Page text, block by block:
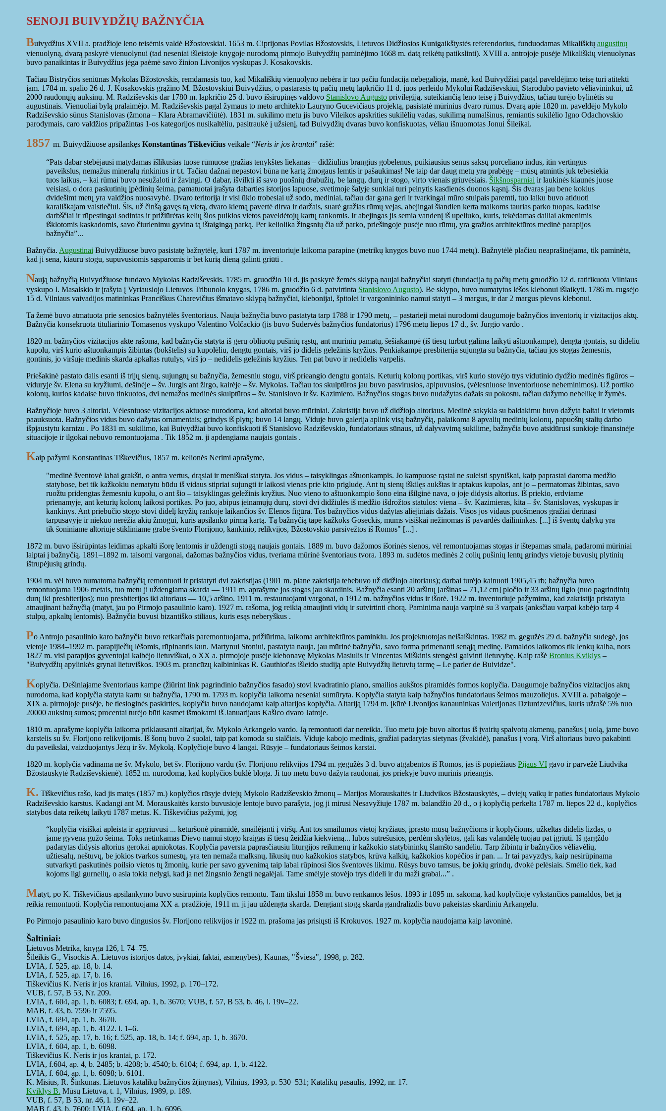
SENOJI BUIVYDŽIŲ BAŽNYČIA
Buivydžius XVII a. pradžioje leno teisėmis valdė Bžostovskiai. 1653 m. Ciprijonas Povilas Bžostovskis, Lietuvos Didžiosios Kunigaikštystės referendorius, funduodamas Mikališkių augustinų
vienuolyną, dvarą paskyrė vienuolynui (tad neseniai išleistoje knygoje nurodomą pirmojo Buivydžių paminėjimo 1668 m. datą reikėtų patikslinti). XVIII a. antrojoje pusėje Mikališkių vienuolynas
buvo panaikintas ir Buivydžius jėga paėmė savo žinion Livonijos vyskupas J. Kosakovskis.
Tačiau Bistryčios seniūnas Mykolas Bžostovskis, remdamasis tuo, kad Mikališkių vienuolyno nebėra ir tuo pačiu fundacija nebegalioja, manė, kad Buivydžiai pagal paveldėjimo teisę turi atitekti
jam. 1784 m. spalio 26 d. J. Kosakovskis grąžino M. Bžostovskiui Buivydžius, o pastarasis tų pačių metų lapkričio 11 d. juos perleido Mykolui Radziševskiui, Starodubo pavieto vėliavininkui, už
2000 raudonųjų auksinų. M. Radziševskis dar 1780 m. lapkričio 25 d. buvo išsirūpinęs valdovo Stanislovo Augusto privilegiją, suteikiančią leno teisę į Buivydžius, tačiau turėjo bylinėtis su
augustinais. Vienuoliai bylą pralaimėjo. M. Radziševskis pagal žymaus to meto architekto Lauryno Gucevičiaus projektą, pasistatė mūrinius dvaro rūmus. Dvarą apie 1820 m. paveldėjo Mykolo
Radziševskio sūnus Stanislovas (žmona – Klara Abramavičiūtė). 1831 m. sukilimo metu jis buvo Vileikos apskrities sukilėlių vadas, sukilimą numalšinus, remiantis sukilėlio Igno Odachovskio
parodymais, caro valdžios pripažintas 1-os kategorijos nusikaltėliu, pasitraukė į užsienį, tad Buivydžių dvaras buvo konfiskuotas, vėliau išnuomotas Jonui Šileikai.
1857 m. Buivydžiuose apsilankęs Konstantinas Tiškevičius veikale “Neris ir jos krantai” rašė:
“Pats dabar stebėjausi matydamas išlikusias tuose rūmuose gražias tenykštes liekanas – didžiulius brangius gobelenus, puikiausius senus saksų porceliano indus, itin vertingus
paveikslus, nemažus mineralų rinkinius ir t.t. Tačiau dažnai nepastovi būna ne kartą žmogaus lemtis ir pašaukimas! Ne taip dar daug metų yra prabėgę – mūsų atmintis juk tebesiekia
tuos laikus, – kai rūmai buvo nesužaloti ir žavingi. O dabar, išvilkti iš savo puošnių drabužių, be langų, durų ir stogo, virto vienais griuvėsiais. Šikšnosparniai ir laukinės kiaunės juose
veisiasi, o dora paskutinių įpėdinių šeima, pamatuotai įrašyta dabarties istorijos lapuose, svetimoje šalyje sunkiai turi pelnytis kasdienės duonos kąsnį. Šis dvaras jau bene kokius
dvidešimt metų yra valdžios nuosavybė. Dvaro teritorija ir visi ūkio trobesiai už sodo, mediniai, tačiau dar gana geri ir tvarkingai mūro stulpais paremti, tuo laiku buvo atiduoti
karališkajam valstiečiui. Šis, už činšą gavęs tą vietą, dvaro kiemą pavertė dirva ir daržais, suarė gražias rūmų vejas, abejingai šiandien kerta malkoms taurias parko tuopas, kadaise
darbščiai ir rūpestingai sodintas ir prižiūrėtas kelių šios puikios vietos paveldėtojų kartų rankomis. Ir abejingas jis semia vandenį iš upeliuko, kuris, tekėdamas dailiai akmenimis
išklotomis kaskadomis, savo čiurlenimu gyvina tą ištaigingą parką. Per keliolika žingsnių čia už parko, priešingoje pusėje nuo rūmų, yra gražios architektūros medinė parapijos
bažnyčia”...
Bažnyčia. Augustinai Buivydžiuose buvo pasistatę bažnytėlę, kuri 1787 m. inventoriuje laikoma parapine (metrikų knygos buvo nuo 1744 metų). Bažnytėlė plačiau neaprašinėjama, tik paminėta,
kad ji sena, kiauru stogu, supuvusiomis sąsparomis ir bet kurią dieną galinti griūti .
Naują bažnyčią Buivydžiuose fundavo Mykolas Radziševskis. 1785 m. gruodžio 10 d. jis paskyrė žemės sklypą naujai bažnyčiai statyti (fundacija tų pačių metų gruodžio 12 d. ratifikuota Vilniaus
vyskupo I. Masalskio ir įrašyta į Vyriausiojo Lietuvos Tribunolo knygas, 1786 m. gruodžio 6 d. patvirtinta Stanislovo Augusto). Be sklypo, buvo numatytos lėšos klebonui išlaikyti. 1786 m. rugsėjo
15 d. Vilniaus vaivadijos matininkas Pranciškus Charevičius išmatavo sklypą bažnyčiai, klebonijai, špitolei ir vargonininko namui statyti – 3 margus, ir dar 2 margus pievos klebonui.
Ta žemė buvo atmatuota prie senosios bažnytėlės šventoriaus. Nauja bažnyčia buvo pastatyta tarp 1788 ir 1790 metų, – pastarieji metai nurodomi daugumoje bažnyčios inventorių ir vizitacijos aktų.
Bažnyčia konsekruota tituliarinio Tomasenos vyskupo Valentino Volčackio (jis buvo Sudervės bažnyčios fundatorius) 1796 metų liepos 17 d., šv. Jurgio vardo .
1820 m. bažnyčios vizitacijos akte rašoma, kad bažnyčia statyta iš gerų obliuotų pušinių rąstų, ant mūrinių pamatų, šešiakampė (iš tiesų turbūt galima laikyti aštuonkampe), dengta gontais, su dideliu
kupolu, virš kurio aštuonkampis žibintas (bokštelis) su kupolėliu, dengtu gontais, virš jo didelis geležinis kryžius. Penkiakampė presbiterija sujungta su bažnyčia, tačiau jos stogas žemesnis,
gontinis, jo viršuje medinis skarda apkaltas rutulys, virš jo – nedidelis geležinis kryžius. Ten pat buvo ir nedidelis varpelis.
Priešakinė pastato dalis esanti iš trijų sienų, sujungtų su bažnyčia, žemesniu stogu, virš prieangio dengtu gontais. Keturių kolonų portikas, virš kurio stovėjo trys vidutinio dydžio medinės figūros –
viduryje šv. Elena su kryžiumi, dešinėje – šv. Jurgis ant žirgo, kairėje – šv. Mykolas. Tačiau tos skulptūros jau buvo pasvirusios, apipuvusios, (vėlesniuose inventoriuose nebeminimos). Už portiko
kolonų, kurios kadaise buvo tinkuotos, dvi nemažos medinės skulptūros – šv. Stanislovo ir šv. Kazimiero. Bažnyčios stogas buvo nudažytas dažais su pokostu, tačiau dažymo nebelikę ir žymės.
Bažnyčioje buvo 3 altoriai. Vėlesniuose vizitacijos aktuose nurodoma, kad altoriai buvo mūriniai. Zakristija buvo už didžiojo altoriaus. Medinė sakykla su baldakimu buvo dažyta baltai ir vietomis
paauksuota. Bažnyčios vidus buvo dažytas ornamentais; grindys iš plytų; buvo 14 langų. Viduje buvo galerija aplink visą bažnyčią, palaikoma 8 apvalių medinių kolonų, papuoštų stalių darbo
išpjaustytu karnizu . Po 1831 m. sukilimo, kai Buivydžiai buvo konfiskuoti iš Stanislovo Radziševskio, fundatoriaus sūnaus, už dalyvavimą sukilime, bažnyčia buvo atsidūrusi sunkioje finansinėje
situacijoje ir ilgokai nebuvo remontuojama . Tik 1852 m. ji apdengiama naujais gontais .
Kaip pažymi Konstantinas Tiškevičius, 1857 m. kelionės Nerimi aprašyme,
"medinė šventovė labai grakšti, o antra vertus, drąsiai ir meniškai statyta. Jos vidus – taisyklingas aštuonkampis. Jo kampuose rąstai ne suleisti spyniškai, kaip paprastai daroma medžio
statybose, bet tik kažkokiu nematytu būdu iš vidaus stipriai sujungti ir laikosi vienas prie kito prigludę. Ant tų sienų iškilęs aukštas ir aptakus kupolas, ant jo – permatomas žibintas, savo
ruožtu pridengtas žemesniu kupolu, o ant šio – taisyklingas geležinis kryžius. Nuo vieno to aštuonkampio šono eina išilginė nava, o joje didysis altorius. Iš priekio, erdviame
prienamyje, ant keturių kolonų laikosi portikas. Po juo, abipus įeinamųjų durų, stovi dvi didžiulės iš medžio išdrožtos statulos: viena – šv. Kazimieras, kita – šv. Stanislovas, vyskupas ir
kankinys. Ant priebučio stogo stovi didelį kryžių rankoje laikančios šv. Elenos figūra. Tos bažnyčios vidus dažytas aliejiniais dažais. Visos jos vidaus puošmenos gražiai derinasi
tarpusavyje ir niekuo nerėžia akių žmogui, kuris apsilanko pirmą kartą. Tą bažnyčią tapė kažkoks Goseckis, mums visiškai nežinomas iš pavardės dailininkas. [...] iš šventų dalykų yra
tik šoniniame altoriuje stikliniame grabe švento Florijono, kankinio, relikvijos, Bžostovskio parsivežtos iš Romos" [...] .
1872 m. buvo išsirūpintas leidimas apkalti išorę lentomis ir uždengti stogą naujais gontais. 1889 m. buvo dažomos išorinės sienos, vėl remontuojamas stogas ir ištepamas smala, padaromi mūriniai
laiptai į bažnyčią. 1891–1892 m. taisomi vargonai, dažomas bažnyčios vidus, tveriama mūrinė šventoriaus tvora. 1893 m. sudėtos medinės 2 colių pušinių lentų grindys vietoje buvusių plytinių
ištrupėjusių grindų.
1904 m. vėl buvo numatoma bažnyčią remontuoti ir pristatyti dvi zakristijas (1901 m. plane zakristija tebebuvo už didžiojo altoriaus); darbai turėjo kainuoti 1905,45 rb; bažnyčia buvo
remontuojama 1906 metais, tuo metu ji uždengiama skarda — 1911 m. aprašyme jos stogas jau skardinis. Bažnyčia esanti 20 aršinų [aršinas – 71,12 cm] pločio ir 33 aršinų ilgio (nuo pagrindinių
durų iki presbiterijos); nuo presbiterijos iki altoriaus — 10,5 aršino. 1911 m. restauruojami vargonai, o 1912 m. bažnyčios vidus ir išorė. 1922 m. inventoriuje pažymima, kad zakristija pristatyta
atnaujinant bažnyčią (matyt, jau po Pirmojo pasaulinio karo). 1927 m. rašoma, jog reikią atnaujinti vidų ir sutvirtinti chorą. Paminima nauja varpinė su 3 varpais (anksčiau varpai kabėjo tarp 4
stulpų, apkaltų lentomis). Bažnyčia buvusi bizantiško stiliaus, kuris esąs neberyškus .
Po Antrojo pasaulinio karo bažnyčia buvo retkarčiais paremontuojama, prižiūrima, laikoma architektūros paminklu. Jos projektuotojas neišaiškintas. 1982 m. gegužės 29 d. bažnyčia sudegė, jos
vietoje 1984–1992 m. parapijiečių lėšomis, rūpinantis kun. Martynui Stoniui, pastatyta nauja, jau mūrinė bažnyčia, savo forma primenanti senąją medinę. Pamaldos laikomos tik lenkų kalba, nors
1827 m. visi parapijos gyventojai kalbėjo lietuviškai, o XX a. pirmojoje pusėje klebonavę Mykolas Masiulis ir Vincentas Miškinis stengėsi gaivinti lietuvybę. Kaip rašė Bronius Kviklys –
"Buivydžių apylinkės grynai lietuviškos. 1903 m. prancūzų kalbininkas R. Gauthiot'as išleido studiją apie Buivydžių lietuvių tarmę – Le parler de Buividze".
Koplyčia. Dešiniajame šventoriaus kampe (žiūrint link pagrindinio bažnyčios fasado) stovi kvadratinio plano, smailios aukštos piramidės formos koplyčia. Daugumoje bažnyčios vizitacijos aktų
nurodoma, kad koplyčia statyta kartu su bažnyčia, 1790 m. 1793 m. koplyčia laikoma neseniai sumūryta. Koplyčia statyta kaip bažnyčios fundatoriaus šeimos mauzoliejus. XVIII a. pabaigoje –
XIX a. pirmojoje pusėje, be tiesioginės paskirties, koplyčia buvo naudojama kaip altarijos koplyčia. Altariją 1794 m. įkūrė Livonijos kanauninkas Valerijonas Dziurdzevičius, kuris užrašė 5% nuo
20000 auksinų sumos; procentai turėjo būti kasmet išmokami iš Januarijaus Kašico dvaro Jatroje.
1810 m. aprašyme koplyčia laikoma priklausanti altarijai, šv. Mykolo Arkangelo vardo. Ją remontuoti dar nereikia. Tuo metu joje buvo altorius iš įvairių spalvotų akmenų, panašus į uolą, jame buvo
karstelis su šv. Florijono relikvijomis. Iš šonų buvo 2 suolai, taip pat komoda su stalčiais. Viduje kabojo medinis, gražiai padarytas sietynas (žvakidė), panašus į vorą. Virš altoriaus buvo pakabinti
du paveikslai, vaizduojantys Jėzų ir šv. Mykolą. Koplyčioje buvo 4 langai. Rūsyje – fundatoriaus šeimos karstai.
1820 m. koplyčia vadinama ne šv. Mykolo, bet šv. Florijono vardu (šv. Florijono relikvijos 1794 m. gegužės 3 d. buvo atgabentos iš Romos, jas iš popiežiaus Pijaus VI gavo ir parvežė Liudvika
Bžostauskytė Radziševskienė). 1852 m. nurodoma, kad koplyčios būklė bloga. Ji tuo metu buvo dažyta raudonai, jos priekyje buvo mūrinis prieangis.
K. Tiškevičius rašo, kad jis matęs (1857 m.) koplyčios rūsyje dviejų Mykolo Radziševskio žmonų – Marijos Morauskaitės ir Liudvikos Bžostauskytės, – dviejų vaikų ir paties fundatoriaus Mykolo
Radziševskio karstus. Kadangi ant M. Morauskaitės karsto buvusioje lentoje buvo parašyta, jog ji mirusi Nesavyžiuje 1787 m. balandžio 20 d., o į koplyčią perkelta 1787 m. liepos 22 d., koplyčios
statybos data reikėtų laikyti 1787 metus. K. Tiškevičius pažymi, jog
“koplyčia visiškai apleista ir apgriuvusi ... keturšonė piramidė, smailėjanti į viršų. Ant tos smailumos vietoj kryžiaus, įprasto mūsų bažnyčioms ir koplyčioms, užkeltas didelis lizdas, o
jame gyvena gužo šeima. Toks netinkamas Dievo namui stogo kraigas iš tiesų žeidžia kiekvieną... lubos sutrešusios, perdėm skylėtos, gali kas valandėlę tuojau pat įgriūti. Iš gargždo
padarytas didysis altorius gerokai apniokotas. Koplyčia paversta paprasčiausiu liturgijos reikmenų ir kažkokio statybininkų šlamšto sandėliu. Tarp žibintų ir bažnyčios vėliavėlių,
užtiesalų, neštuvų, be jokios tvarkos sumestų, yra ten nemaža malksnų, likusių nuo kažkokios statybos, krūva kalkių, kažkokios kopėčios ir pan. ... Ir tai pavyzdys, kaip nesirūpinama
sutvarkyti paskutinės poilsio vietos tų žmonių, kurie per savo gyvenimą taip labai rūpinosi šios šventovės likimu. Rūsys buvo tamsus, be jokių grindų, dvokė pelėsiais. Smėlio tiek, kad
kojoms ligi gurnelių, o asla tokia nelygi, kad ja net žingsnio žengti negalėjai. Tame smėlyje stovėjo trys dideli ir du maži grabai...” .
Matyt, po K. Tiškevičiaus apsilankymo buvo susirūpinta koplyčios remontu. Tam tikslui 1858 m. buvo renkamos lėšos. 1893 ir 1895 m. sakoma, kad koplyčioje vykstančios pamaldos, bet ją
reikia remontuoti. Koplyčia remontuojama XX a. pradžioje, 1911 m. ji jau uždengta skarda. Dengiant stogą skarda gandralizdis buvo pakeistas skardiniu Arkangelu.
Po Pirmojo pasaulinio karo buvo dingusios šv. Florijono relikvijos ir 1922 m. prašoma jas prisiųsti iš Krokuvos. 1927 m. koplyčia naudojama kaip lavoninė.
Šaltiniai:
Lietuvos Metrika, knyga 126, l. 74–75.
Šileikis G., Visockis A. Lietuvos istorijos datos, įvykiai, faktai, asmenybės), Kaunas, "Šviesa", 1998, p. 282.
LVIA, f. 525, ap. 18, b. 14.
LVIA, f. 525, ap. 17, b. 16.
Tiškevičius K. Neris ir jos krantai. Vilnius, 1992, p. 170–172.
VUB, f. 57, B 53, Nr. 209.
LVIA, f. 604, ap. 1, b. 6083; f. 694, ap. 1, b. 3670; VUB, f. 57, B 53, b. 46, l. 19v–22.
MAB, f. 43, b. 7596 ir 7595.
LVIA, f. 694, ap. 1, b. 3670.
LVIA, f. 694, ap. 1, b. 4122. l. 1–6.
LVIA, f. 525, ap. 17, b. 16; f. 525, ap. 18, b. 14; f. 694, ap. 1, b. 3670.
LVIA, f. 604, ap. 1, b. 6098.
Tiškevičius K. Neris ir jos krantai, p. 172.
LVIA, f.604, ap. 4, b. 2485; b. 4208; b. 4540; b. 6104; f. 694, ap. 1, b. 4122.
LVIA, f. 604, ap. 1, b. 6098; b. 6101.
K. Misius, R. Šinkūnas. Lietuvos katalikų bažnyčios ž(inynas), Vilnius, 1993, p. 530–531; Katalikų pasaulis, 1992, nr. 17.
Kviklys B. Mūsų Lietuva, t. 1, Vilnius, 1989, p. 189.
VUB, f. 57, B 53, nr. 46, l. 19v–22.
MAB f. 43, b. 7600; LVIA, f. 604, ap. 1, b. 6096.